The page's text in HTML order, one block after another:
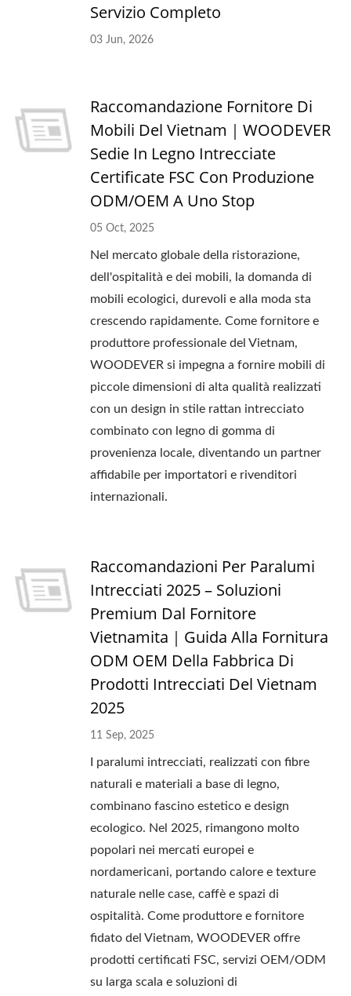
Servizio Completo
03 Jun, 2026
Raccomandazione Fornitore Di
Mobili Del Vietnam｜WOODEVER
Sedie In Legno Intrecciate
Certificate FSC Con Produzione
ODM/OEM A Uno Stop
05 Oct, 2025
Nel mercato globale della ristorazione,
dell'ospitalità e dei mobili, la domanda di
mobili ecologici, durevoli e alla moda sta
crescendo rapidamente. Come fornitore e
produttore professionale del Vietnam,
WOODEVER si impegna a fornire mobili di
piccole dimensioni di alta qualità realizzati
con un design in stile rattan intrecciato
combinato con legno di gomma di
provenienza locale, diventando un partner
affidabile per importatori e rivenditori
internazionali.
Raccomandazioni Per Paralumi
Intrecciati 2025 – Soluzioni
Premium Dal Fornitore
Vietnamita｜Guida Alla Fornitura
ODM OEM Della Fabbrica Di
Prodotti Intrecciati Del Vietnam
2025
11 Sep, 2025
I paralumi intrecciati, realizzati con fibre
naturali e materiali a base di legno,
combinano fascino estetico e design
ecologico. Nel 2025, rimangono molto
popolari nei mercati europei e
nordamericani, portando calore e texture
naturale nelle case, caffè e spazi di
ospitalità. Come produttore e fornitore
fidato del Vietnam, WOODEVER offre
prodotti certificati FSC, servizi OEM/ODM
su larga scala e soluzioni di